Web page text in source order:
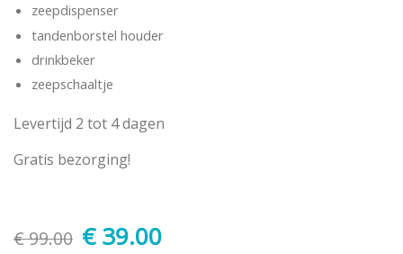
zeepdispenser
tandenborstel houder
drinkbeker
zeepschaaltje
Levertijd 2 tot 4 dagen
Gratis bezorging!
€99.00 €39.00